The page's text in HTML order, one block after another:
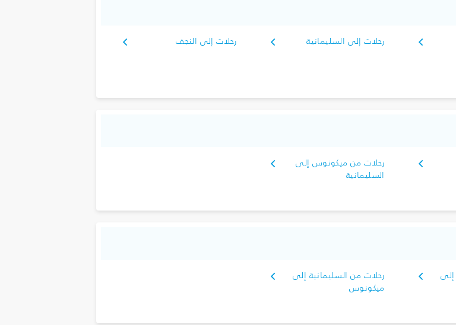
رحلات إلى السليمانية‎
رحلات إلى النجف
رحلات من ميكونوس إلى
السليمانية‎
رحلات من السليمانية‎ إلى
رحلات من السليمانية‎ إلى
ميكونوس